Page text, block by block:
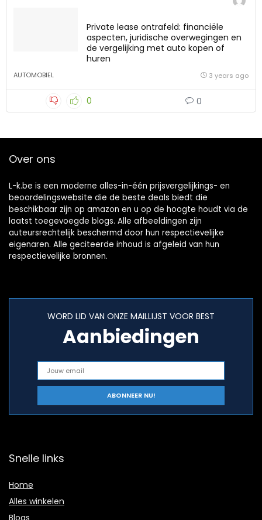
Private lease ontrafeld: financiële
aspecten, juridische overwegingen en
de vergelijking met auto kopen of
huren
AUTOMOBIEL 3 years ago
0 0
Over ons
L-k.be is een moderne alles-in-één prijsvergelijkings- en
beoordelingswebsite die de beste deals biedt die
beschikbaar zijn op amazon en u op de hoogte houdt via de
laatst toegevoegde blogs. Alle afbeeldingen zijn
auteursrechtelijk beschermd door hun respectievelijke
eigenaren. Alle geciteerde inhoud is afgeleid van hun
respectievelijke bronnen.
WORD LID VAN ONZE MAILLIJST VOOR BEST
Aanbiedingen
Snelle links
Home
Alles winkelen